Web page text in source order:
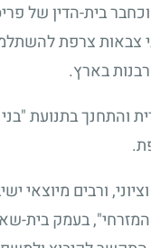
בית-הדין של
צבאות צרפת
בארץ.
והתחנך בתנועת
ורבים מיוצאי
בעמק בית-